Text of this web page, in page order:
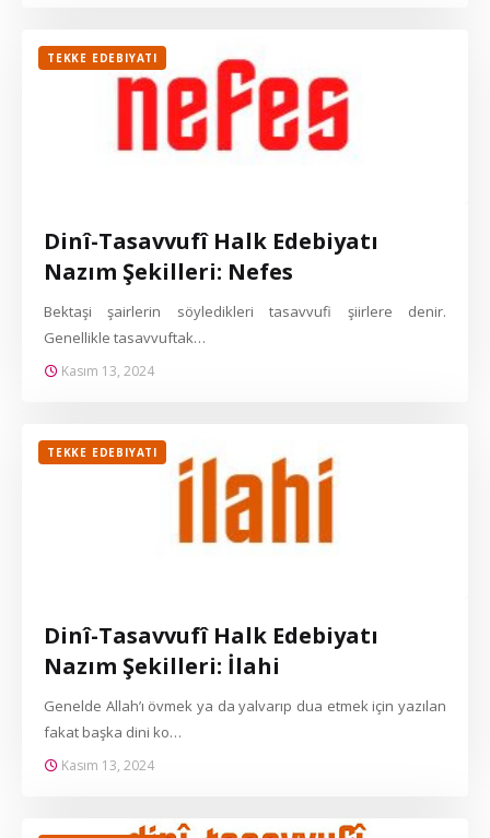
TEKKE EDEBIYATI
Dinî-Tasavvufî Halk Edebiyatı
Nazım Şekilleri: Nefes
Bektaşi şairlerin söyledikleri tasavvufi şiirlere denir.
Genellikle tasavvuftak…
Kasım 13, 2024
TEKKE EDEBIYATI
Dinî-Tasavvufî Halk Edebiyatı
Nazım Şekilleri: İlahi
Genelde Allah’ı övmek ya da yalvarıp dua etmek için yazılan
fakat başka dini ko…
Kasım 13, 2024